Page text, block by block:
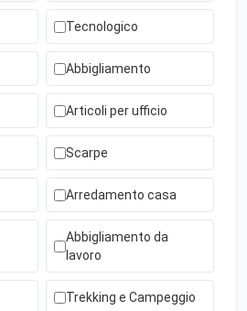
Tecnologico
Abbigliamento
Articoli per ufficio
Scarpe
Arredamento casa
Abbigliamento da
lavoro
Trekking e Campeggio